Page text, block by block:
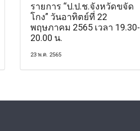
รายการ “ป.ป.ช.จังหวัดขจัด
โกง” วันอาทิตย์ที่ 22
พฤษภาคม 2565 เวลา 19.30-
20.00 น.
23 พ.ค. 2565